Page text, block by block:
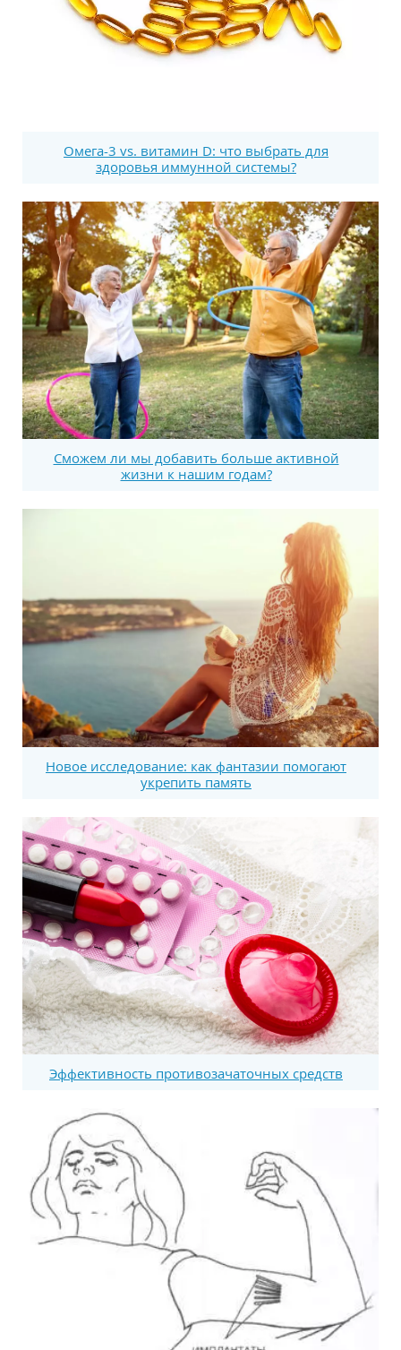
Омега-3 vs. витамин D: что выбрать для
здоровья иммунной системы?
Сможем ли мы добавить больше активной
жизни к нашим годам?
Новое исследование: как фантазии помогают
укрепить память
Эффективность противозачаточных средств